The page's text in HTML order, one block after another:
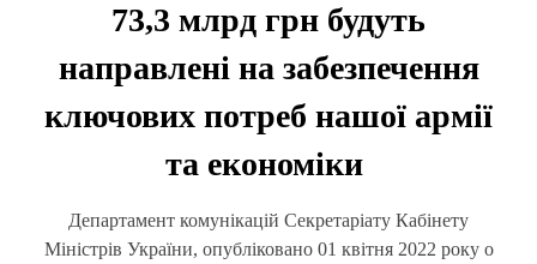
73,3 млрд грн будуть
направлені на забезпечення
ключових потреб нашої армії
та економіки
Департамент комунікацій Секретаріату Кабінету
Міністрів України, опубліковано 01 квітня 2022 року о